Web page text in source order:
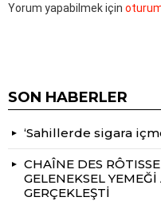
Yorum yapabilmek için oturum
SON HABERLER
‘Sahillerde sigara
CHAÎNE DES
GELENEKSEL
GERÇEKLEŞTİ